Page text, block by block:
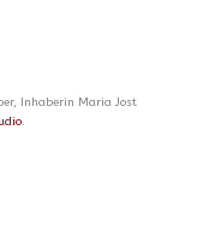
Inhaberin Maria Jost
.